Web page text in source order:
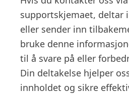
supportskjemaet, deltar
eller sender inn
bruke denne
til å svare på eller
Din deltakelse hjelper
innholdet og sikre